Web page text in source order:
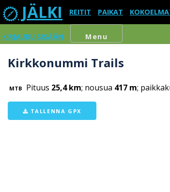
JÄLKI REITIT PAIKAT
KIRJAUDU SISÄÄN Menu
Kirkkonummi Trails
MTB Pituus 25,4 km; nousua 417 m;
TALLENNA GPX